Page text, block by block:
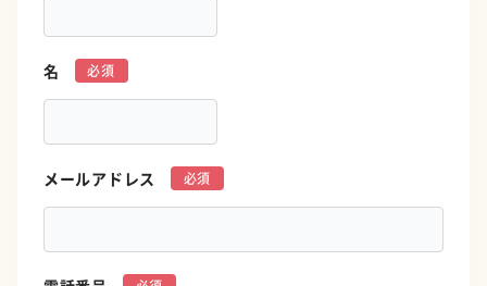
名
メールアドレス